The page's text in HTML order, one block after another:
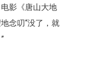
影《唐山大地
念叨“没了，就